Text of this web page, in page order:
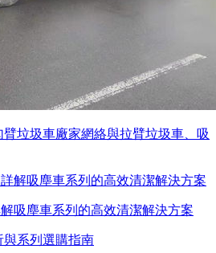
垃圾車廠家網絡與拉臂垃圾車、吸
吸塵車系列的高效清潔解決方案